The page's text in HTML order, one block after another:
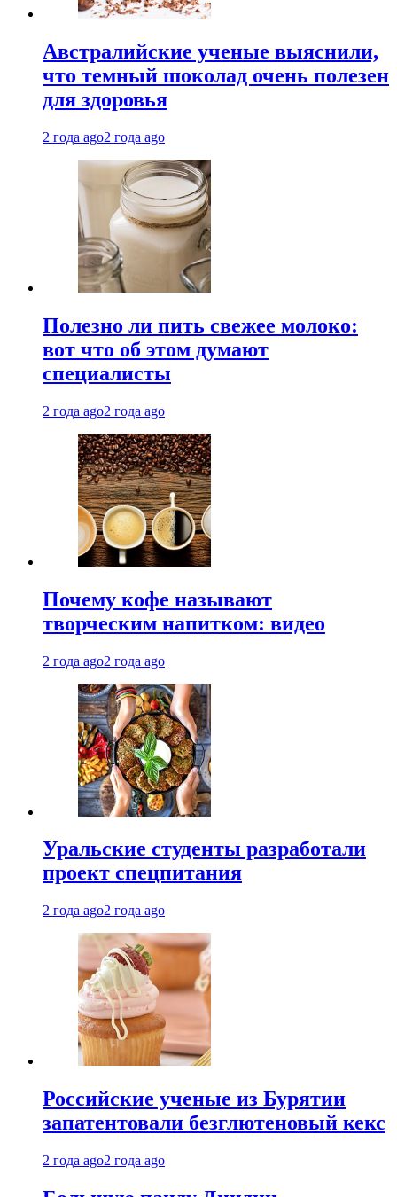
Австралийские ученые выяснили,
что темный шоколад очень полезен
для здоровья
2 года ago2 года ago
Полезно ли пить свежее молоко:
вот что об этом думают
специалисты
2 года ago2 года ago
Почему кофе называют
творческим напитком: видео
2 года ago2 года ago
Уральские студенты разработали
проект спецпитания
2 года ago2 года ago
Российские ученые из Бурятии
запатентовали безглютеновый кекс
2 года ago2 года ago